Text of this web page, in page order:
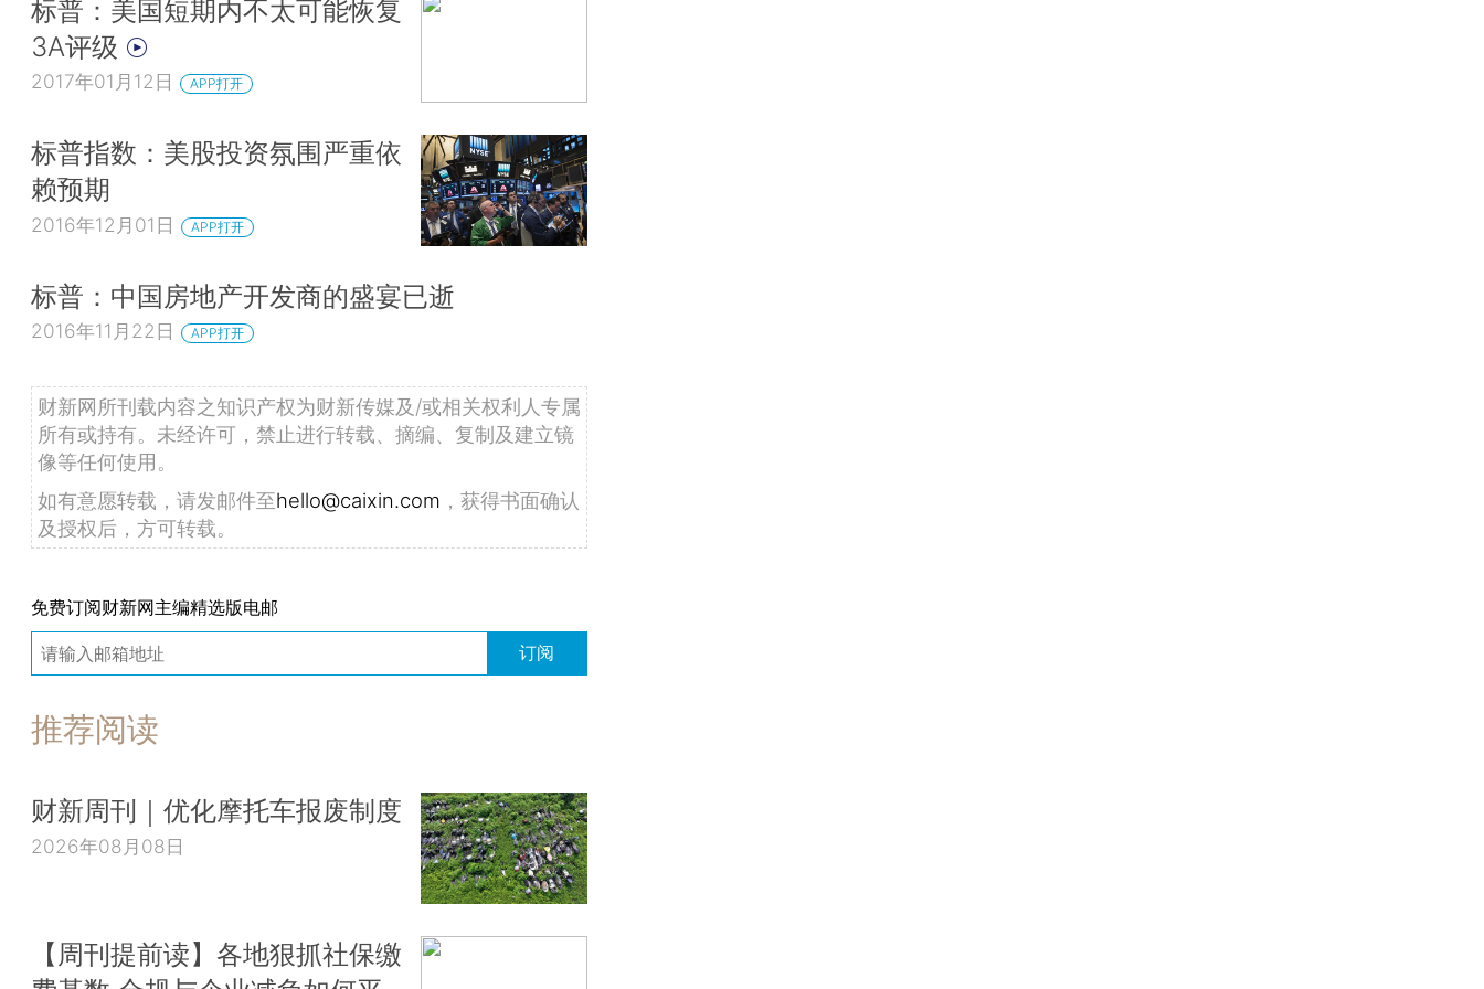
标普：美国短期内不太可能恢复
3A评级
2017年01月12日 APP打开
标普指数：美股投资氛围严重依
赖预期
2016年12月01日 APP打开
标普：中国房地产开发商的盛宴已逝
2016年11月22日 APP打开
财新网所刊载内容之知识产权为财新传媒及/或相关权利人专属
所有或持有。未经许可，禁止进行转载、摘编、复制及建立镜
像等任何使用。
如有意愿转载，请发邮件至hello@caixin.com ，获得书面确认
及授权后，方可转载。
免费订阅财新网主编精选版电邮
订阅
推荐阅读
财新周刊｜优化摩托车报废制度
2026年08月08日
【周刊提前读】各地狠抓社保缴